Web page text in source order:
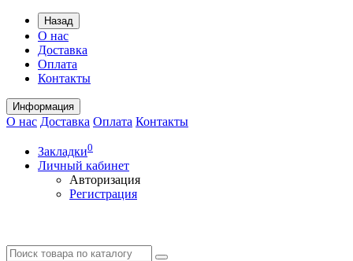
Назад
О нас
Доставка
Оплата
Контакты
Информация
О нас Доставка Оплата Контакты
Закладки0
Личный кабинет
Авторизация
Регистрация